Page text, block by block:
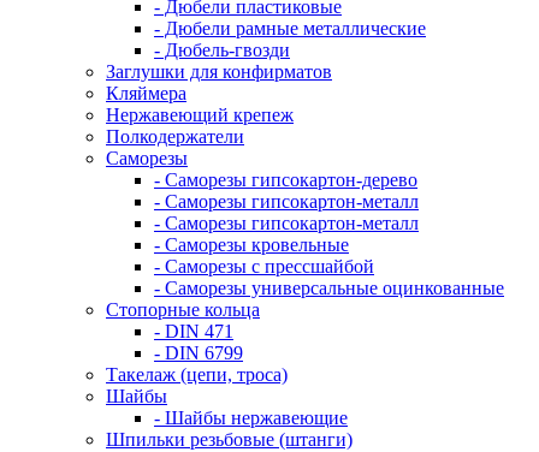
- Дюбели пластиковые
- Дюбели рамные металлические
- Дюбель-гвозди
Заглушки для конфирматов
Кляймера
Нержавеющий крепеж
Полкодержатели
Саморезы
- Саморезы гипсокартон-дерево
- Саморезы гипсокартон-металл
- Саморезы гипсокартон-металл
- Саморезы кровельные
- Саморезы с прессшайбой
- Саморезы универсальные оцинкованные
Стопорные кольца
- DIN 471
- DIN 6799
Такелаж (цепи, троса)
Шайбы
- Шайбы нержавеющие
Шпильки резьбовые (штанги)